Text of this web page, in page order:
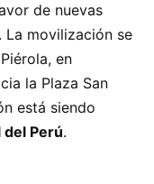
de nuevas
La movilización se
en
la Plaza San
está siendo
del Perú.